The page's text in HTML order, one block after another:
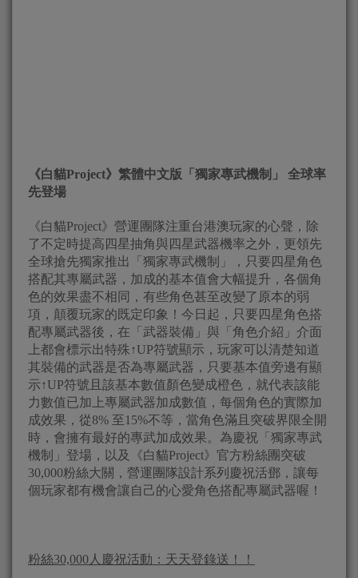
《白貓Project》繁體中文版「獨家專武機制」 全球率
先登場
《白貓Project》營運團隊注重台港澳玩家的心聲，除
了不定時提高四星抽角與四星武器機率之外，更領先
全球搶先獨家推出「獨家專武機制」，只要四星角色
搭配其專屬武器，加成的基本值會大幅提升，各個角
色的效果盡不相同，有些角色甚至改變了原本的弱
項，顛覆玩家的既定印象！今日起，只要四星角色搭
配專屬武器後，在「武器裝備」與「角色介紹」介面
上都會標示出特殊↑UP符號顯示，玩家可以清楚知道
其裝備的武器是否為專屬武器，只要基本值旁邊有顯
示↑UP符號且該基本數值顏色變成橙色，就代表該能
力數值已加上專屬武器加成數值，每個角色的實際加
成效果，從8% 至15%不等，當角色滿且突破界限全開
時，會擁有最好的專武加成效果。為慶祝「獨家專武
機制」登場，以及《白貓Project》官方粉絲團突破
30,000粉絲大關，營運團隊設計系列慶祝活鄧，讓每
個玩家都有機會讓自己的心愛角色搭配專屬武器喔！
粉絲30,000人慶祝活動：天天登錄送！！